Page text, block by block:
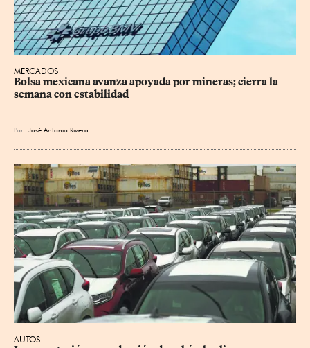
MERCADOS
Bolsa mexicana avanza apoyada por mineras; cierra la
semana con estabilidad
Por José Antonio Rivera
AUTOS